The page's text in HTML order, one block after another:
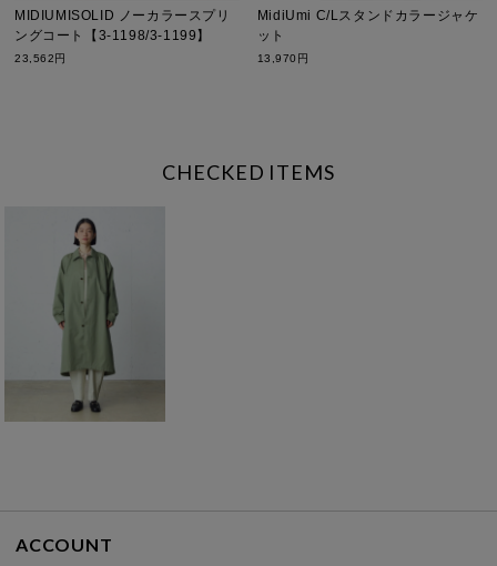
MIDIUMISOLID ノーカラースプリ
ングコート【3-1198/3-1199】
23,562円
MidiUmi C/Lスタンドカラージャケ
ット
13,970円
CHECKED ITEMS
ACCOUNT